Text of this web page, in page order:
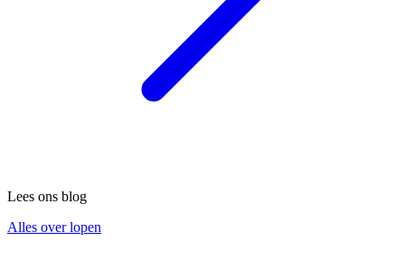
Lees ons blog
Alles over lopen